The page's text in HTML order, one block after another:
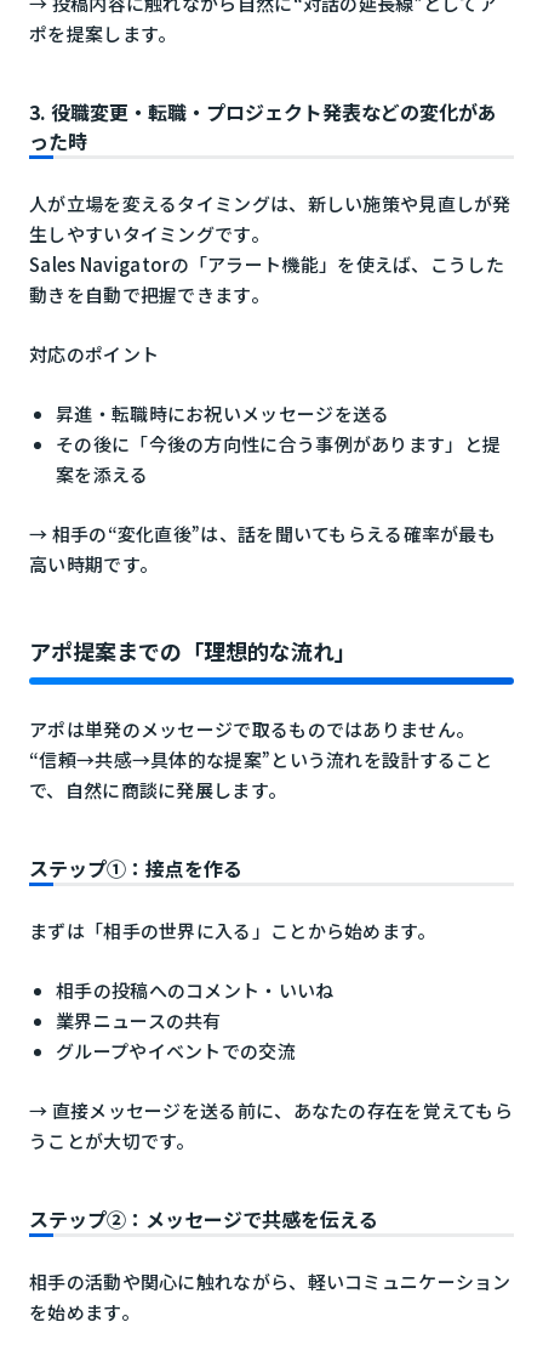
ポを提案します。
3. 役職変更・転職・プロジェクト発表などの変化があ
った時
人が立場を変えるタイミングは、新しい施策や見直しが発
生しやすいタイミングです。
Sales Navigatorの「アラート機能」を使えば、こうした
動きを自動で把握できます。
対応のポイント
昇進・転職時にお祝いメッセージを送る
その後に「今後の方向性に合う事例があります」と提
案を添える
→ 相手の“変化直後”は、話を聞いてもらえる確率が最も
高い時期です。
アポ提案までの「理想的な流れ」
アポは単発のメッセージで取るものではありません。
“信頼→共感→具体的な提案”という流れを設計すること
で、自然に商談に発展します。
ステップ①：接点を作る
まずは「相手の世界に入る」ことから始めます。
相手の投稿へのコメント・いいね
業界ニュースの共有
グループやイベントでの交流
→ 直接メッセージを送る前に、あなたの存在を覚えてもら
うことが大切です。
ステップ②：メッセージで共感を伝える
相手の活動や関心に触れながら、軽いコミュニケーション
を始めます。